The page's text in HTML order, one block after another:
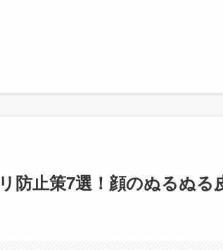
防止策7選！顔のぬるぬ